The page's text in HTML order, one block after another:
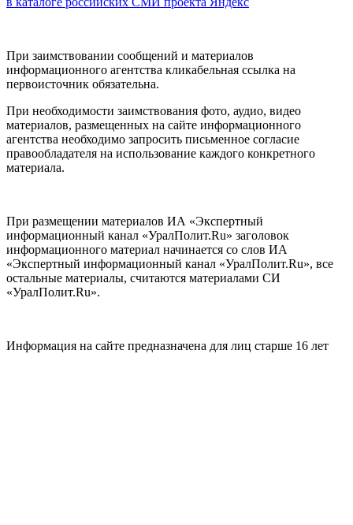
При заимствовании сообщений и материалов
информационного агентства кликабельная ссылка на
первоисточник обязательна.
При необходимости заимствования фото, аудио, видео
материалов, размещенных на сайте информационного
агентства необходимо запросить письменное согласие
правообладателя на использование каждого конкретного
материала.
При размещении материалов ИА «Экспертный
информационный канал «УралПолит.Ru» заголовок
информационного материал начинается со слов ИА
«Экспертный информационный канал «УралПолит.Ru», все
остальные материалы, считаются материалами СИ
«УралПолит.Ru».
Информация на сайте предназначена для лиц старше 16 лет